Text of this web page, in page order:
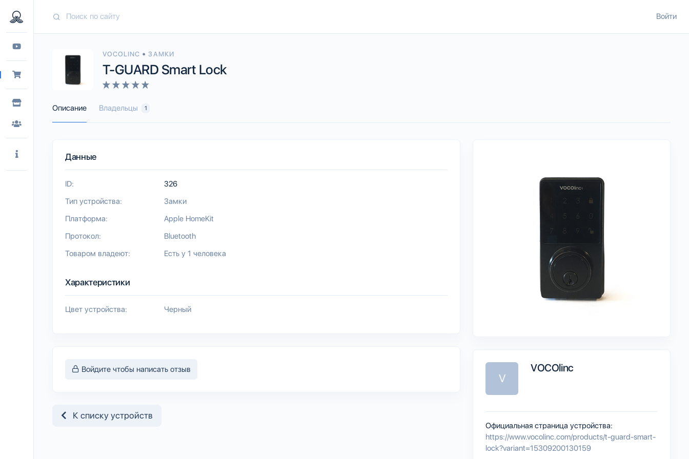
Войти
VOCOLINC • ЗАМКИ
T-GUARD Smart Lock
Описание Владельцы 1
Данные
ID:
326
Тип устройства:
Замки
Платформа:
Apple HomeKit
Протокол:
Bluetooth
Товаром владеют:
Есть у 1 человека
Характеристики
Цвет устройства: Черный
Войдите чтобы написать отзыв
К списку устройств
V
VOCOlinc
Официальная страница устройства:
https://www.vocolinc.com/products/t-guard-smart-
lock?variant=15309200130159